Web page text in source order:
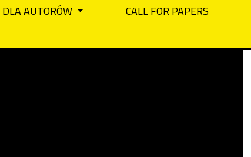
DLA AUTORÓW CALL FOR PAPERS